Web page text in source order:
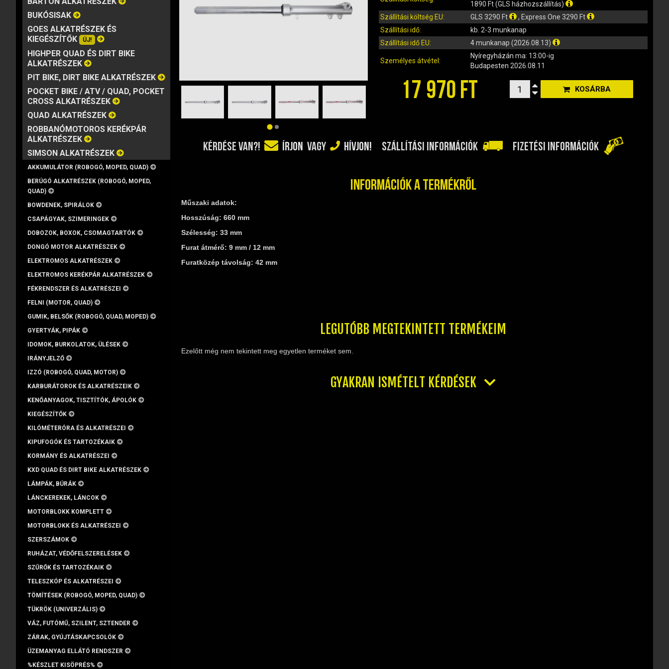
MÁRKA VISZKOZITÁS
BUKÓSISAK
GOES ALKATRÉSZEK ÉS
KIEGÉSZÍTŐK
ÚJ!
HIGHPER QUAD ÉS DIRT BIKE
ALKATRÉSZEK
PIT BIKE, DIRT BIKE ALKATRÉSZEK
POCKET BIKE / ATV / QUAD, POCKET
CROSS ALKATRÉSZEK
QUAD ALKATRÉSZEK
ROBBANÓMOTOROS KERÉKPÁR
ALKATRÉSZEK
SIMSON ALKATRÉSZEK
AKKUMULÁTOR (ROBOGÓ, MOPED, QUAD)
BERÚGÓ ALKATRÉSZEK (ROBOGÓ, MOPED,
QUAD)
BOWDENEK, SPIRÁLOK
CSAPÁGYAK, SZIMERINGEK
DOBOZOK, BOXOK, CSOMAGTARTÓK
DONGÓ MOTOR ALKATRÉSZEK
ELEKTROMOS ALKATRÉSZEK
ELEKTROMOS KERÉKPÁR ALKATRÉSZEK
FÉKRENDSZER ÉS ALKATRÉSZEI
FELNI (MOTOR, QUAD)
GUMIK, BELSŐK (ROBOGÓ, QUAD, MOPED)
GYERTYÁK, PIPÁK
IDOMOK, BURKOLATOK, ÜLÉSEK
IRÁNYJELZŐ
IZZÓ (ROBOGÓ, QUAD, MOTOR)
KARBURÁTOROK ÉS ALKATRÉSZEIK
KENŐANYAGOK, TISZTÍTÓK, ÁPOLÓK
KIEGÉSZÍTŐK
KILÓMÉTERÓRA ÉS ALKATRÉSZEI
KIPUFOGÓK ÉS TARTOZÉKAIK
KORMÁNY ÉS ALKATRÉSZEI
KXD QUAD ÉS DIRT BIKE ALKATRÉSZEK
LÁMPÁK, BÚRÁK
LÁNCKEREKEK, LÁNCOK
MOTORBLOKK KOMPLETT
MOTORBLOKK ÉS ALKATRÉSZEI
SZERSZÁMOK
RUHÁZAT, VÉDŐFELSZERELÉSEK
SZŰRŐK ÉS TARTOZÉKAIK
TELESZKÓP ÉS ALKATRÉSZEI
TÖMÍTÉSEK (ROBOGÓ, MOPED, QUAD)
TÜKRÖK (UNIVERZÁLIS)
VÁZ, FUTÓMŰ, SZILENT, SZTENDER
ZÁRAK, GYÚJTÁSKAPCSOLÓK
ÜZEMANYAG ELLÁTÓ RENDSZER
%KÉSZLET KISÖPRÉS%
1890 Ft (GLS házhozszállítás)
Szállítási költség EU:
GLS 3290 Ft
, Express One 3290 Ft
Szállítási idő:
kb. 2-3 munkanap
Szállítási idő EU:
4 munkanap (2026.08.13)
Személyes átvétel:
Nyíregyházán ma: 13:00-ig
Budapesten 2026.08.11
17 970 FT KOSÁRBA
KÉRDÉSE VAN?! ÍRJON VAGY HÍVJON! SZÁLLÍTÁSI INFORMÁCIÓK FIZETÉSI INFORMÁCIÓK
Információk a termékről
Műszaki adatok:
Hosszúság: 660 mm
Szélesség: 33 mm
Furat átmérő: 9 mm / 12 mm
Furatközép távolság: 42 mm
LEGUTÓBB MEGTEKINTETT TERMÉKEIM
Ezelőtt még nem tekintett meg egyetlen terméket sem.
GYAKRAN ISMÉTELT KÉRDÉSEK